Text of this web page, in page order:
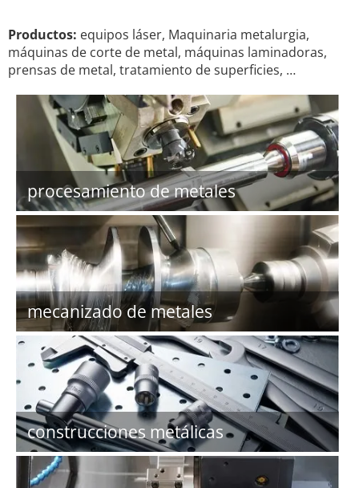
Productos: equipos láser, Maquinaria metalurgia,
máquinas de corte de metal, máquinas laminadoras,
prensas de metal, tratamiento de superficies, …
procesamiento de metales
mecanizado de metales
construcciones metálicas